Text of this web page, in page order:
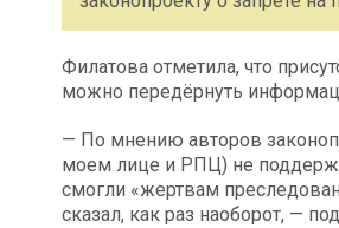
Филатова отметила, что
можно передёрнуть
— По мнению авторов
моем лице и РПЦ) не
смогли «жертвам
сказал, как раз наоборот, —